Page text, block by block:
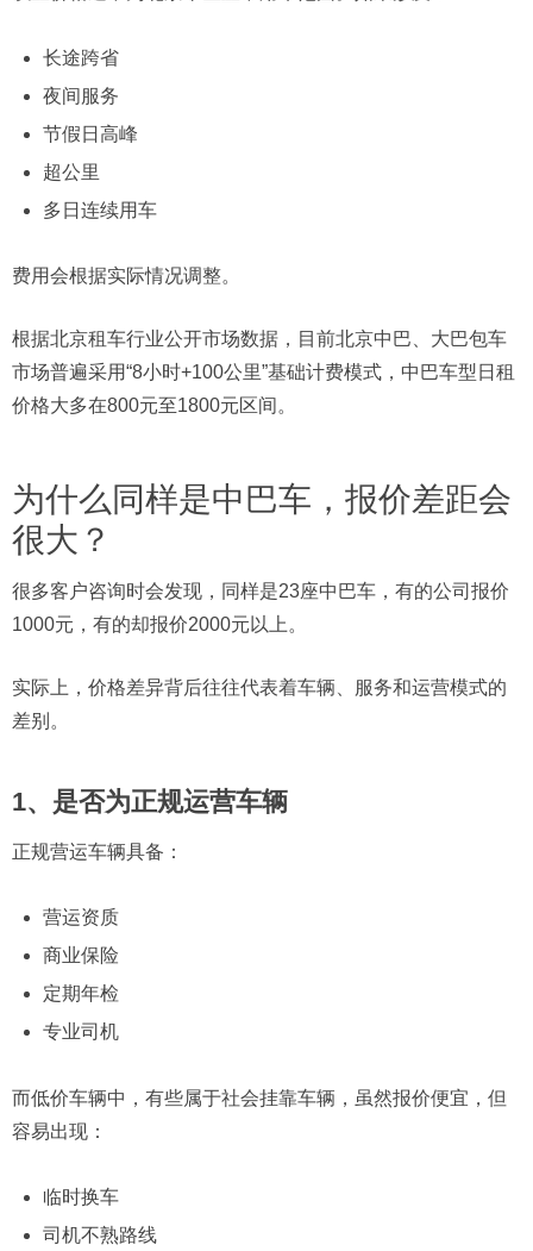
长途跨省
夜间服务
节假日高峰
超公里
多日连续用车
费用会根据实际情况调整。
根据北京租车行业公开市场数据，目前北京中巴、大巴包车
市场普遍采用“8小时+100公里”基础计费模式，中巴车型日租
价格大多在800元至1800元区间。
为什么同样是中巴车，报价差距会
很大？
很多客户咨询时会发现，同样是23座中巴车，有的公司报价
1000元，有的却报价2000元以上。
实际上，价格差异背后往往代表着车辆、服务和运营模式的
差别。
1、是否为正规运营车辆
正规营运车辆具备：
营运资质
商业保险
定期年检
专业司机
而低价车辆中，有些属于社会挂靠车辆，虽然报价便宜，但
容易出现：
临时换车
司机不熟路线